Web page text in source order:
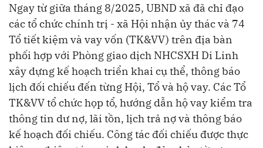
Ngay từ giữa tháng 8/2025, UBND xã đã chỉ đạo
các tổ chức chính trị - xã Hội nhận ủy thác và 74
Tổ tiết kiệm và vay vốn (TK&VV) trên địa bàn
phối hợp với Phòng giao dịch NHCSXH Di Linh
xây dựng kế hoạch triển khai cụ thể, thông báo
lịch đối chiếu đến từng Hội, Tổ và hộ vay. Các Tổ
TK&VV tổ chức họp tổ, hướng dẫn hộ vay kiểm tra
thông tin dư nợ, lãi tồn, lịch trả nợ và thông báo
kế hoạch đối chiếu. Công tác đối chiếu được thực